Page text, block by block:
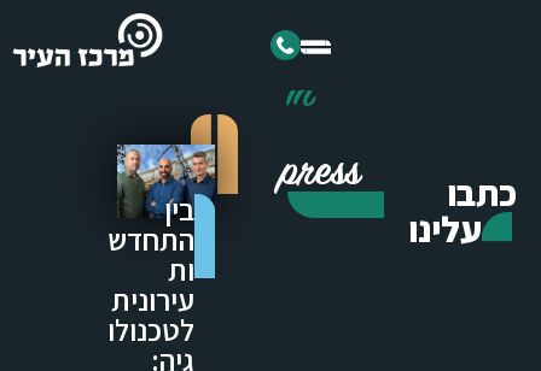
כתבו
עלינו
In
press
בין
התחדש
ות
עירונית
לטכנולו
גיה: